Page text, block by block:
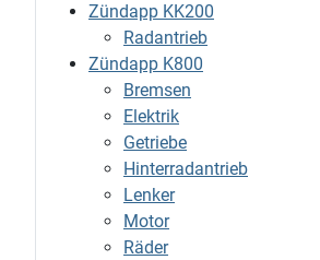
Zündapp KK200
Radantrieb
Zündapp K800
Bremsen
Elektrik
Getriebe
Hinterradantrieb
Lenker
Motor
Räder